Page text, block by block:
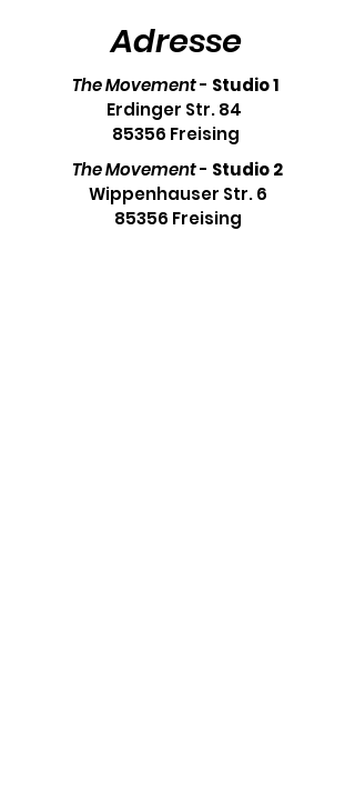
Adresse
The Movement- Studio 1
Erdinger Str. 84
85356 Freising
The Movement- Studio 2
Wippenhauser Str. 6
85356 Freising